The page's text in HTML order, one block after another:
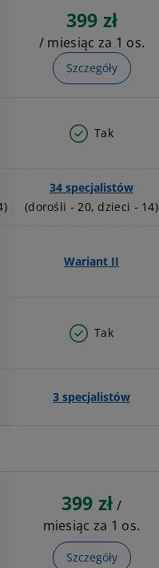
399 zł
/ miesiąc za 1 os.
Szczegóły
Tak
34 specjalistów
(dorośli - 20, dzieci - 14)
Wariant II
Tak
3 specjalistów
399 zł /
miesiąc za 1 os.
Szczegóły